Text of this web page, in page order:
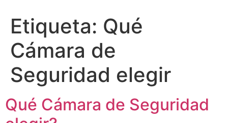
Etiqueta: Qué
Cámara de
Seguridad elegir
Qué Cámara de Seguridad